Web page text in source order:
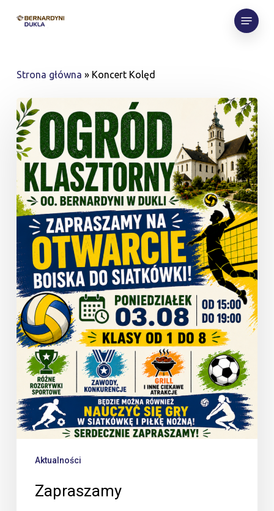
Menu
Strona główna » Koncert Kolęd
Zapraszamy
Aktualności
Zapraszamy